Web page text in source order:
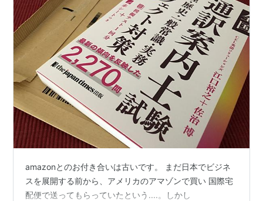
amazonとのお付き合いは古いです。 まだ日本でビジネ
スを展開する前から、アメリカのアマゾンで買い 国際宅
配便で送ってもらっていたという....。しかし